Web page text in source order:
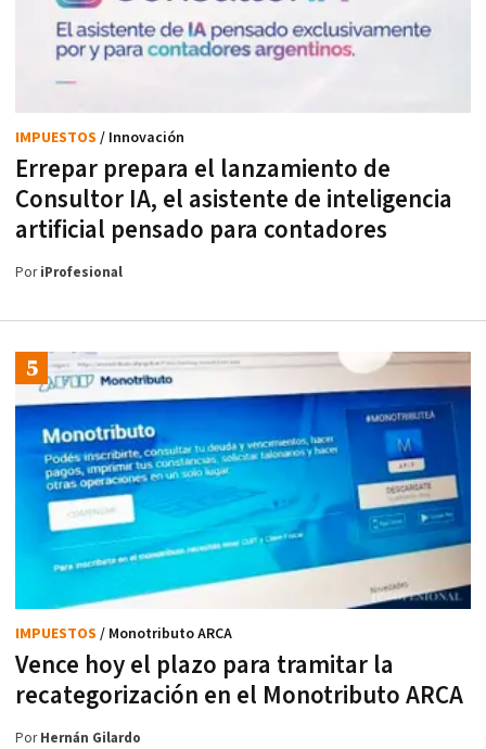
Errepar prepara el lanzamiento de
Consultor IA, el asistente de inteligencia
artificial pensado para contadores
IMPUESTOS / Innovación
PoriProfesional
Vence hoy el plazo para tramitar la
recategorización en el Monotributo ARCA
IMPUESTOS / Monotributo ARCA
PorHernán Gilardo